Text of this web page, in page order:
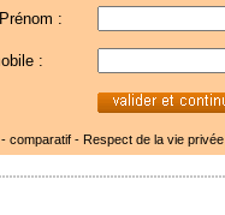
:
:
comparatif - Respect de la vie privée